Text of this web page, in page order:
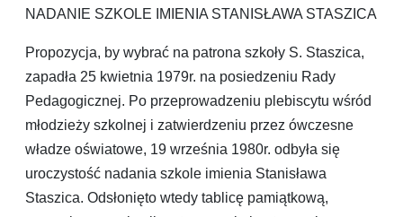
NADANIE SZKOLE IMIENIA STANISŁAWA STASZICA
Propozycja, by wybrać na patrona szkoły S. Staszica,
zapadła 25 kwietnia 1979r. na posiedzeniu Rady
Pedagogicznej. Po przeprowadzeniu plebiscytu wśród
młodzieży szkolnej i zatwierdzeniu przez ówczesne
władze oświatowe, 19 września 1980r. odbyła się
uroczystość nadania szkole imienia Stanisława
Staszica. Odsłonięto wtedy tablicę pamiątkową,